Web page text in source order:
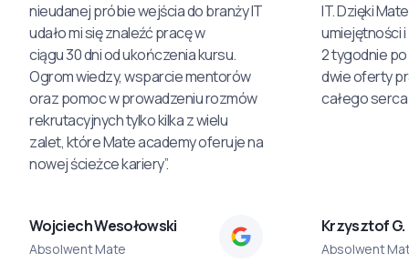
nieudanej próbie wejścia do branży IT
udało mi się znaleźć pracę w
ciągu 30 dni od ukończenia kursu.
Ogrom wiedzy, wsparcie mentorów
oraz pomoc w prowadzeniu rozmów
rekrutacyjnych tylko kilka z wielu
zalet, które Mate academy oferuje na
nowej ścieżce kariery”.
Wojciech Wesołowski
Absolwent Mate
IT. Dzięki
umiejętności
2 tygodnie
dwie oferty
całego serca
Krzysztof G.
Absolwent